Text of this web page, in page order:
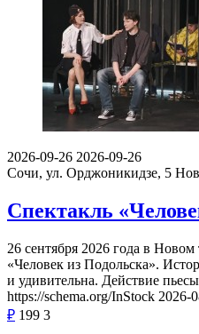
2026-09-26 2026-09-26
Сочи, ул. Орджоникидзе, 5
Спектакль
26 сентября 2026 года в
«Человек из Подольска».
и удивительна. Действие
https://schema.org/InStock 2026-
₽ 199 3